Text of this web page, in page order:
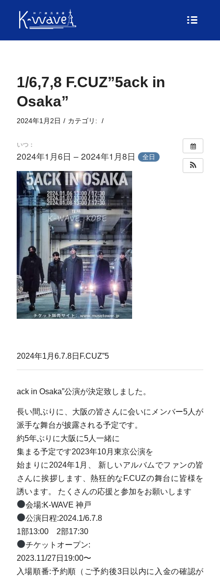
1/6,7,8 F.CUZ”5ack in
Osaka”
2024年1月2日 / カテゴリ: /
いつ：
2024年1月6日 – 2024年1月8日 全日
2024年1月6.7.8日F.CUZ”5
ack in Osaka”公演が決定致しました。
長い間ぶりに、大阪の皆さんに会いにメンバー5人が
派手な舞台が披露される予定です。
約5年ぶりに大阪に5人一緒に
集まる予定です2023年10月東京公演を
始まりに2024年1月、 新しいアルバムでファンの皆
さんに挨拶します、熱狂的なF.CUZの舞台に皆様を
誘います。 たくさんの応援と参加をお願いします
会場:K-WAVE 神戸
公演日程:2024.1/6.7.8
1部13:00 2部17:30
チケットオープン:
2023.11/27日19:00〜
入場順番:予約順（ご予約後3日以内に入金の確認が